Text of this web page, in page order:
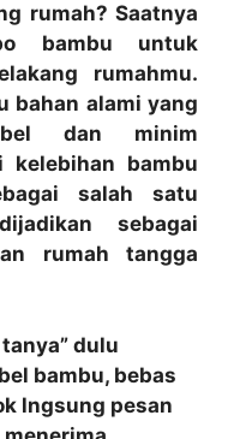
rumah? Saatnya
bambu untuk
rumahmu.
bahan alami yang
dan minim
kelebihan bambu
salah satu
sebagai
rumah tangga
dulu
bambu, bebas
lngsung pesan